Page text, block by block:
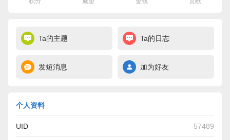
Ta的主题 Ta的日志
发短消息 加为好友
个人资料
UID 57489